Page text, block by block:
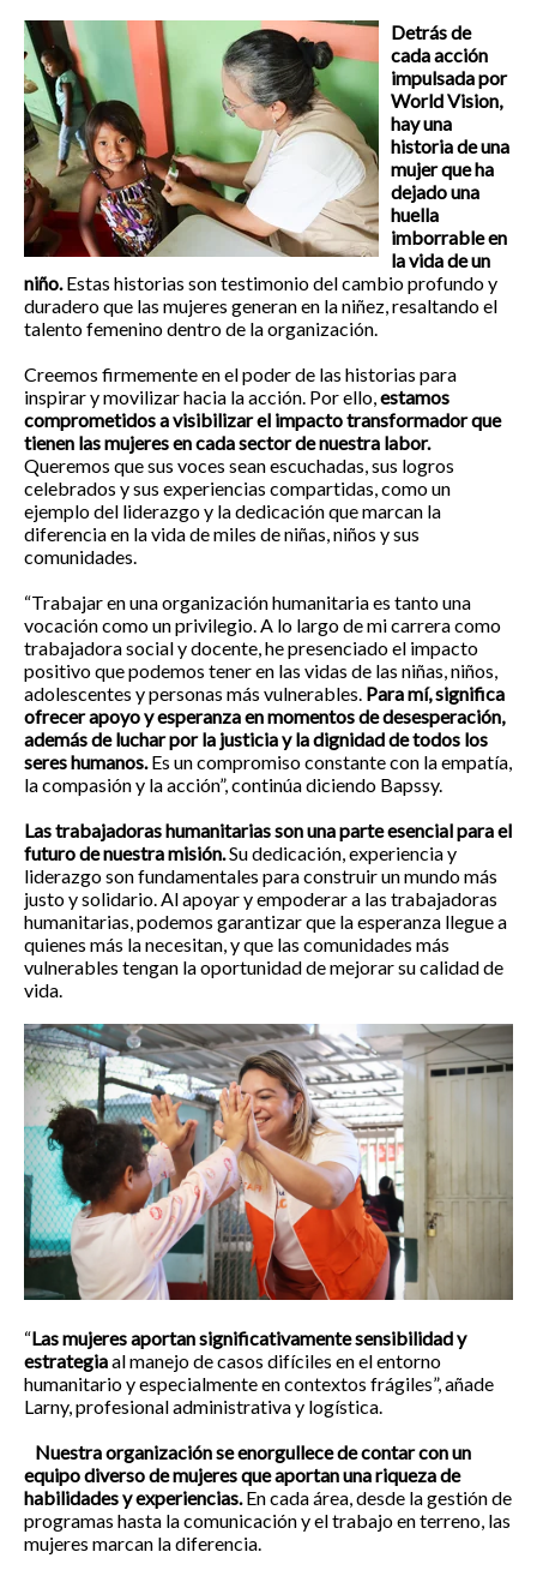
Detrás de
cada acción
impulsada por
World Vision,
hay una
historia de una
mujer que ha
dejado una
huella
imborrable en
la vida de un
niño.Estas historias son testimonio del cambio profundo y
duradero que las mujeres generan en la niñez, resaltando el
talento femenino dentro de la organización.
Creemos firmemente en el poder de las historias para
inspirar y movilizar hacia la acción. Por ello,estamos
comprometidos a visibilizar el impacto transformador que
tienen las mujeres en cada sector de nuestra labor.
Queremos que sus voces sean escuchadas, sus logros
celebrados y sus experiencias compartidas, como un
ejemplo del liderazgo y la dedicación que marcan la
diferencia en la vida de miles de niñas, niños y sus
comunidades.
“Trabajar en una organización humanitaria es tanto una
vocación como un privilegio. A lo largo de mi carrera como
trabajadora social y docente, he presenciado el impacto
positivo que podemos tener en las vidas de las niñas, niños,
adolescentes y personas más vulnerables. Para mí, significa
ofrecer apoyo y esperanza en momentos de desesperación,
además de luchar por la justicia y la dignidad de todos los
seres humanos.Es un compromiso constante con la empatía,
la compasión y la acción”, continúa diciendo Bapssy.
Las trabajadoras humanitarias son una parte esencial para el
futuro de nuestra misión.Su dedicación, experiencia y
liderazgo son fundamentales para construir un mundo más
justo y solidario. Al apoyar y empoderar a las trabajadoras
humanitarias, podemos garantizar que la esperanza llegue a
quienes más la necesitan, y que las comunidades más
vulnerables tengan la oportunidad de mejorar su calidad de
vida.
“Las mujeres aportan significativamente sensibilidad y
estrategiaal manejo de casos difíciles en el entorno
humanitario y especialmente en contextos frágiles”, añade
Larny, profesional administrativa y logística.
Nuestra organización se enorgullece de contar con un
equipo diverso de mujeres que aportan una riqueza de
habilidades y experiencias. En cada área, desde la gestión de
programas hasta la comunicación y el trabajo en terreno, las
mujeres marcan la diferencia.